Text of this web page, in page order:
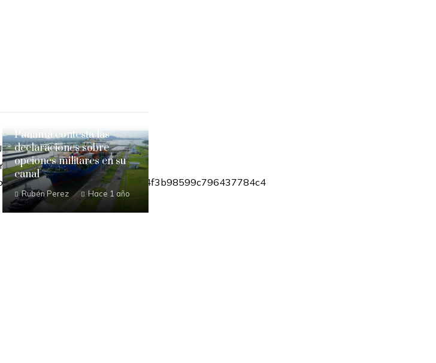
Panamá contesta las
declaraciones sobre
opciones militares en su
canal
Rubén Perez Hace 1 año